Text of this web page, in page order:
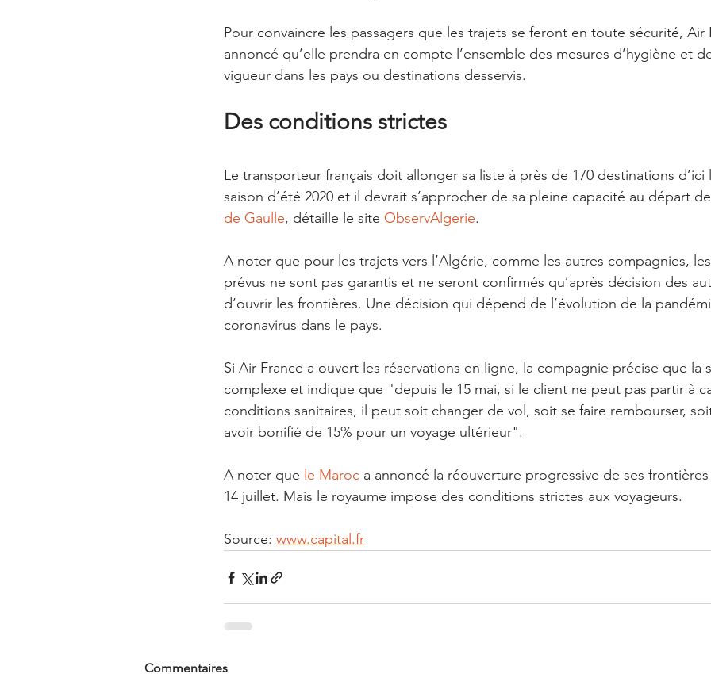
Pour convaincre les passagers que les trajets se feront en toute sécurité, Air
annoncé qu’elle prendra en compte l’ensemble des mesures d’hygiène et
vigueur dans les pays ou destinations desservis.
Des conditions strictes
Le transporteur français doit allonger sa liste à près de 170 destinations d’ici
saison d’été 2020 et il devrait s’approcher de sa pleine capacité au départ de
de Gaulle, détaille le site ObservAlgerie.
A noter que pour les trajets vers l’Algérie, comme les autres compagnies,
prévus ne sont pas garantis et ne seront confirmés qu’après décision des
d’ouvrir les frontières. Une décision qui dépend de l’évolution de la
coronavirus dans le pays.
Si Air France a ouvert les réservations en ligne, la compagnie précise que la
complexe et indique que "depuis le 15 mai, si le client ne peut pas partir à
conditions sanitaires, il peut soit changer de vol, soit se faire rembourser,
avoir bonifié de 15% pour un voyage ultérieur".
A noter que le Maroc a annoncé la réouverture progressive de ses
14 juillet. Mais le royaume impose des conditions strictes aux voyageurs.
Source: www.capital.fr
Commentaires